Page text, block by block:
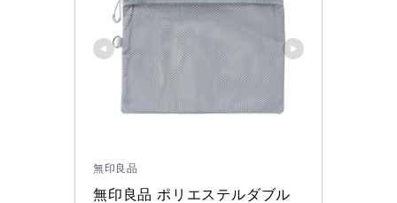
無印良品
無印良品 ポリエステルダブル